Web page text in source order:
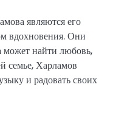
являются его
вдохновения. Они
может найти любовь,
семье, Харламов
и радовать своих